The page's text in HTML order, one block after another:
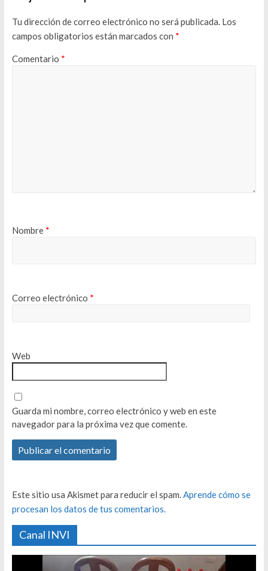
Tu dirección de correo electrónico no será publicada. Los
campos obligatorios están marcados con *
Comentario *
Nombre *
Correo electrónico *
Web
Guarda mi nombre, correo electrónico y web en este
navegador para la próxima vez que comente.
Este sitio usa Akismet para reducir el spam.Aprende cómo se
procesan los datos de tus comentarios.
Canal INVI